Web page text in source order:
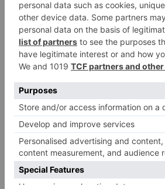
Clasificacion
Clasificacion
LO +
avisar
había
2
Villatoro
dejar atrás